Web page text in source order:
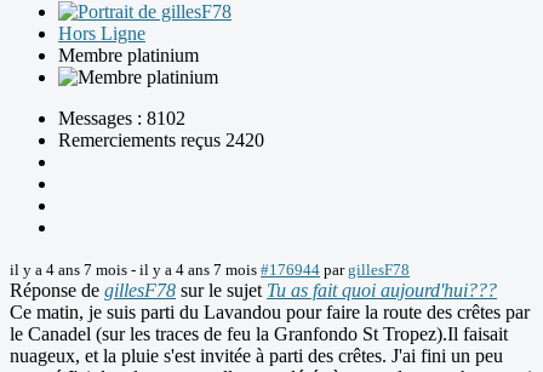
Hors Ligne
Membre platinium
Messages : 8102
Remerciements reçus 2420
il y a 4 ans 7 mois - il y a 4 ans 7 mois #176944 pargillesF78
Réponse de gillesF78 sur le sujet Tu as fait quoi aujourd'hui???
Ce matin, je suis parti du Lavandou pour faire la route des crêtes par
le Canadel (sur les traces de feu la Granfondo St Tropez).Il faisait
nuageux, et la pluie s'est invitée à parti des crêtes. J'ai fini un peu